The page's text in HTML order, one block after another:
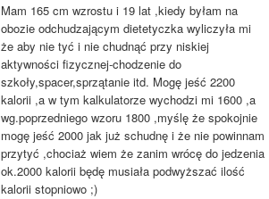
Mam 165 cm wzrostu i 19 lat ,kiedy byłam na
obozie odchudzającym dietetyczka wyliczyła mi
że aby nie tyć i nie chudnąć przy niskiej
aktywności fizycznej-chodzenie do
szkoły,spacer,sprzątanie itd. Mogę jeść 2200
kalorii ,a w tym kalkulatorze wychodzi mi 1600 ,a
wg.poprzedniego wzoru 1800 ,myślę że spokojnie
mogę jeść 2000 jak już schudnę i że nie powinnam
przytyć ,chociaż wiem że zanim wrócę do jedzenia
ok.2000 kalorii będę musiała podwyższać ilość
kalorii stopniowo ;)